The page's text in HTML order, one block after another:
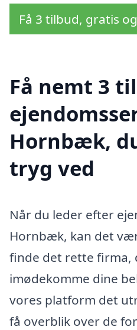
Få 3 tilbud, gratis
Få nemt 3
Hornbæk,
tryg ved
Når du leder efter
Hornbæk, kan det
finde det rette firma,
imødekomme dine
vores platform det
få overblik over de